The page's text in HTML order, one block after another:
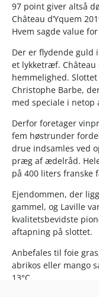
97 point giver altså
Château d’Yquem
Hvem sagde value
Der er flydende guld
et lykketræf. Château
hemmelighed.
Christophe Barbe,
med speciale i
Derfor foretager
fem høstrunder
drue indsamles ved
præg af ædelråd.
på 400 liters franske
Ejendommen, der
gammel, og Laville
kvalitetsbevidste
aftapning på slottet.
Anbefales til foie
abrikos eller mango
13°C